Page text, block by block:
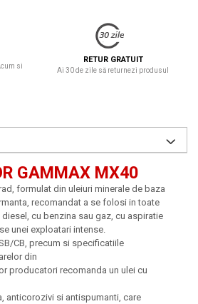
si
RETUR GRATUIT
Ai 30 de zile să returnezi produsul
GAMMAX MX40
formulat din uleiuri minerale de baza
recomandat a se folosi in toate
cu benzina sau gaz, cu aspiratie
unei exploatari intense.
CB, precum si specificatiile
din
producatori recomanda un ulei cu
anticorozivi si antispumanti, care